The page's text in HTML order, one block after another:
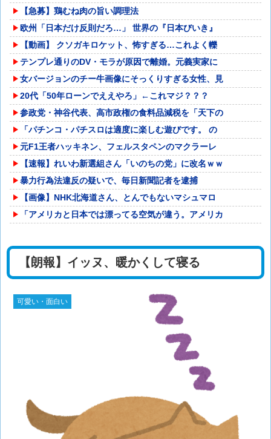
【急募】鶏むね肉の旨い調理法
欧州「日本だけ反則だろ…」 世界の『日本びいき』
【動画】 クソガキロケット、怖すぎる…これよく轢
テンプレ通りのDV・モラが原因で離婚。元義実家に
女バージョンのチー牛画像にそっくりすぎる女性、見
20代「50年ローンでええやろ」←これマジ？？？
参政党・神谷代表、高市政権の食料品減税を「天下の
「パチンコ・パチスロは適度に楽しむ遊びです。 の
元F1王者ハッキネン、フェルスタペンのマクラーレ
【速報】れいわ新選組さん「いのちの党」に改名ｗｗ
暴力行為法違反の疑いで、毎日新聞記者を逮捕
【画像】NHK北海道さん、とんでもないマシュマロ
「アメリカと日本では漂ってる空気が違う。アメリカ
【朗報】イッヌ、暖かくして寝る
可愛い・面白い